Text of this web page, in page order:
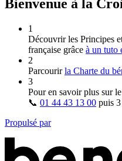
Bienvenue à la
1
Découvrir les Principes
française grâce à un tuto
2
Parcourirla Charte du
3
Pour en savoir plus sur
📞 01 44 43 13 00 puis 3
Propulsé par